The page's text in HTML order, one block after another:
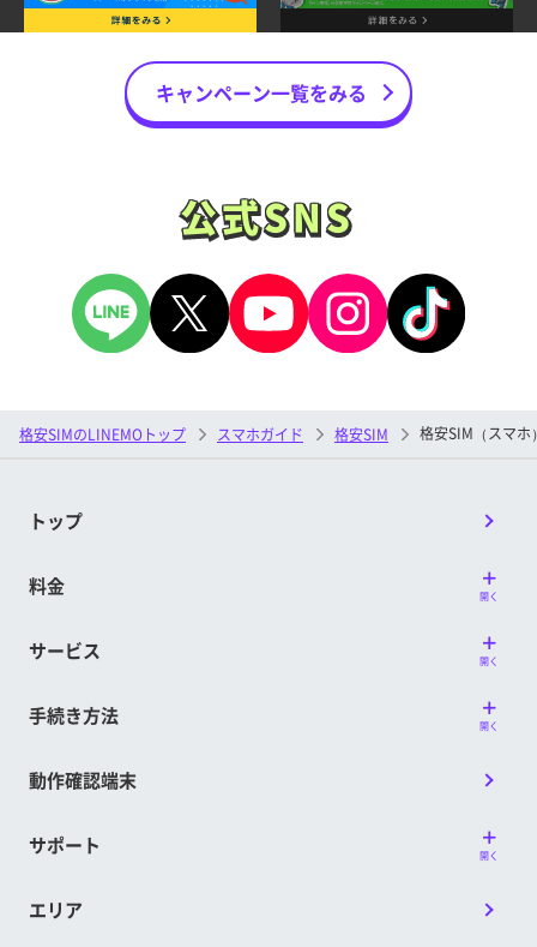
キャンペーン一覧をみる
公式SNS
公式SNS
格安SIMのLINEMOトップ スマホガイド 格安SIM 格安SIM（スマホ
トップ
料金 開く
サービス 開く
手続き方法 開く
動作確認端末
サポート 開く
エリア